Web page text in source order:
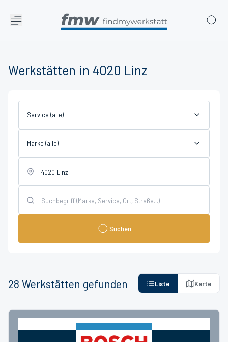
Werkstätten in 4020 Linz
Service (alle)
Marke (alle)
Suchen
28 Werkstätten gefunden Liste Karte